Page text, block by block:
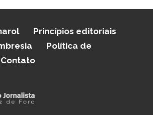
Princípios editoriais
Política de
Contato